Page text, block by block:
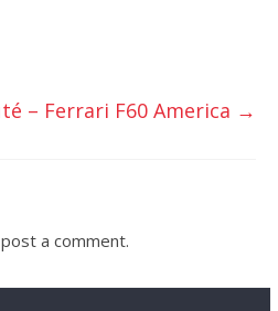
– Ferrari F60 America →
a comment.